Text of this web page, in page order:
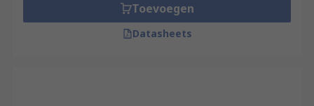
Toevoegen
Datasheets